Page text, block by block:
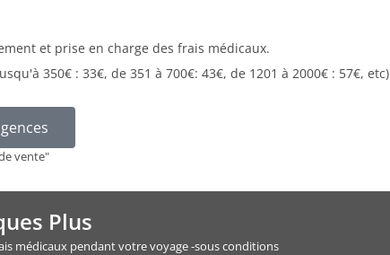
et prise en charge des frais médicaux.
350€ : 33€, de 351 à 700€: 43€, de 1201 à 2000€ : 57€, etc)
vente"
Plus
médicaux pendant votre voyage -sous conditions